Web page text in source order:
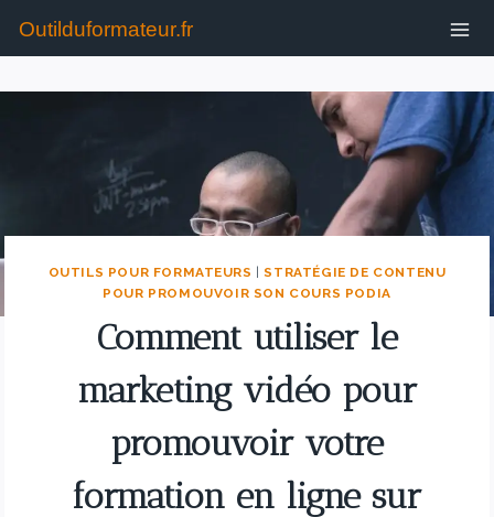
Outilduformateur.fr
OUTILS POUR FORMATEURS |STRATÉGIE DE CONTENU
POUR PROMOUVOIR SON COURS PODIA
Comment utiliser le
marketing vidéo pour
promouvoir votre
formation en ligne sur